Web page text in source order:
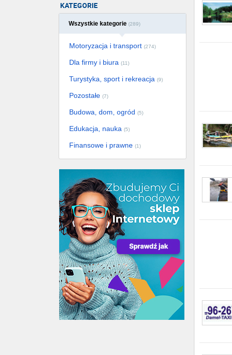
KATEGORIE
Wszystkie kategorie (289)
Motoryzacja i transport (274)
Dla firmy i biura (11)
Turystyka, sport i rekreacja (9)
Pozostałe (7)
Budowa, dom, ogród (5)
Edukacja, nauka (5)
Finansowe i prawne (1)